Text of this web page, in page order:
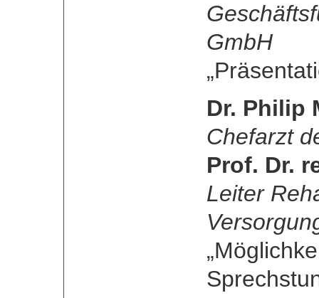
GmbH
Dr. Philip
Chefarzt
Prof. Dr.
Leiter